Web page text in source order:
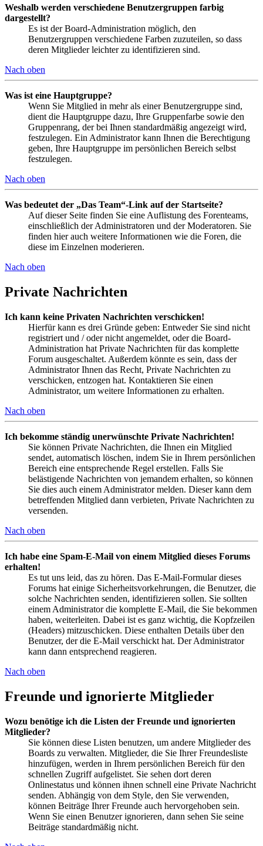
Weshalb werden verschiedene Benutzergruppen farbig
dargestellt?
Es ist der Board-Administration möglich, den
Benutzergruppen verschiedene Farben zuzuteilen, so dass
deren Mitglieder leichter zu identifizieren sind.
Nach oben
Was ist eine Hauptgruppe?
Wenn Sie Mitglied in mehr als einer Benutzergruppe sind,
dient die Hauptgruppe dazu, Ihre Gruppenfarbe sowie den
Gruppenrang, der bei Ihnen standardmäßig angezeigt wird,
festzulegen. Ein Administrator kann Ihnen die Berechtigung
geben, Ihre Hauptgruppe im persönlichen Bereich selbst
festzulegen.
Nach oben
Was bedeutet der „Das Team“-Link auf der Startseite?
Auf dieser Seite finden Sie eine Auflistung des Forenteams,
einschließlich der Administratoren und der Moderatoren. Sie
finden hier auch weitere Informationen wie die Foren, die
diese im Einzelnen moderieren.
Nach oben
Private Nachrichten
Ich kann keine Privaten Nachrichten verschicken!
Hierfür kann es drei Gründe geben: Entweder Sie sind nicht
registriert und / oder nicht angemeldet, oder die Board-
Administration hat Private Nachrichten für das komplette
Forum ausgeschaltet. Außerdem könnte es sein, dass der
Administrator Ihnen das Recht, Private Nachrichten zu
verschicken, entzogen hat. Kontaktieren Sie einen
Administrator, um weitere Informationen zu erhalten.
Nach oben
Ich bekomme ständig unerwünschte Private Nachrichten!
Sie können Private Nachrichten, die Ihnen ein Mitglied
sendet, automatisch löschen, indem Sie in Ihrem persönlichen
Bereich eine entsprechende Regel erstellen. Falls Sie
belästigende Nachrichten von jemandem erhalten, so können
Sie dies auch einem Administrator melden. Dieser kann dem
betreffenden Mitglied dann verbieten, Private Nachrichten zu
versenden.
Nach oben
Ich habe eine Spam-E-Mail von einem Mitglied dieses Forums
erhalten!
Es tut uns leid, das zu hören. Das E-Mail-Formular dieses
Forums hat einige Sicherheitsvorkehrungen, die Benutzer, die
solche Nachrichten senden, identifizieren sollen. Sie sollten
einem Administrator die komplette E-Mail, die Sie bekommen
haben, weiterleiten. Dabei ist es ganz wichtig, die Kopfzeilen
(Headers) mitzuschicken. Diese enthalten Details über den
Benutzer, der die E-Mail verschickt hat. Der Administrator
kann dann entsprechend reagieren.
Nach oben
Freunde und ignorierte Mitglieder
Wozu benötige ich die Listen der Freunde und ignorierten
Mitglieder?
Sie können diese Listen benutzen, um andere Mitglieder des
Boards zu verwalten. Mitglieder, die Sie Ihrer Freundesliste
hinzufügen, werden in Ihrem persönlichen Bereich für den
schnellen Zugriff aufgelistet. Sie sehen dort deren
Onlinestatus und können ihnen schnell eine Private Nachricht
senden. Abhängig von dem Style, den Sie verwenden,
können Beiträge Ihrer Freunde auch hervorgehoben sein.
Wenn Sie einen Benutzer ignorieren, dann sehen Sie seine
Beiträge standardmäßig nicht.